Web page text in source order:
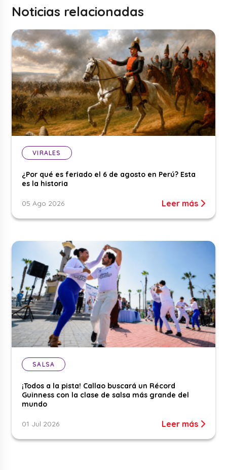
Noticias relacionadas
VIRALES
¿Por qué es feriado el 6 de agosto en Perú? Esta
es la historia
05 Ago 2026 Leer más
SALSA
¡Todos a la pista! Callao buscará un Récord
Guinness con la clase de salsa más grande del
mundo
01 Jul 2026 Leer más